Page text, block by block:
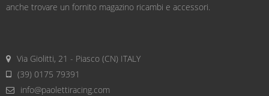
anche trovare un fornito magazino ricambi e accessori.
Via Giolitti, 21 - Piasco (CN) ITALY
(39) 0175 79391
info@paolettiracing.com